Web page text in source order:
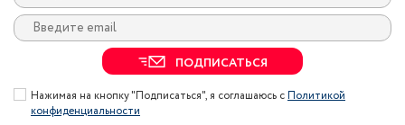
ПОДПИСАТЬСЯ
Нажимая на кнопку "Подписаться", я соглашаюсь сПолитикой
конфиденциальности